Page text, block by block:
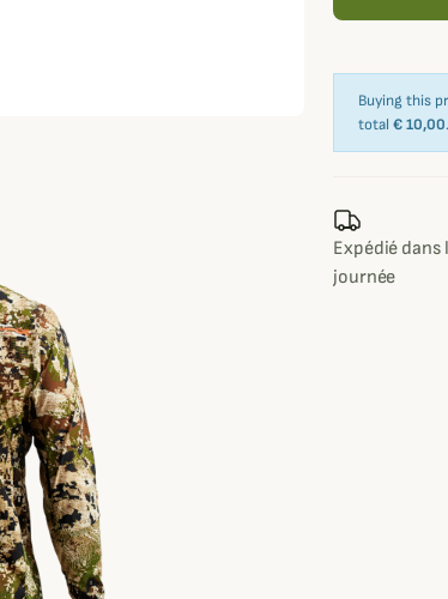
Buying this
total € 10,00.
Expédié dans
journée